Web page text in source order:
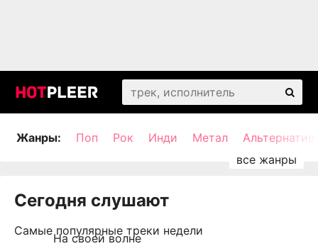
Жанры: Поп Рок Инди Метал
Сегодня слушают
Самые популярные треки недели
На своей волне